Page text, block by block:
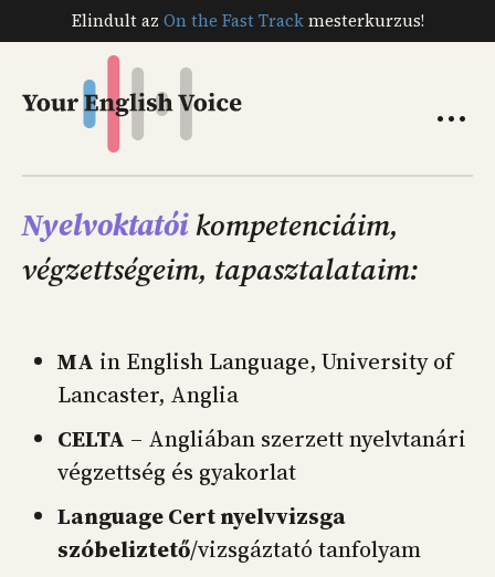
Elindult az On the Fast Trackmesterkurzus!
...
Kapcsolat
On the Fast Track
Miért engem válassz?
Ügyfeleim mondták
Nyelvoktatóikompetenciáim,
végzettségeim, tapasztalataim:
MA in English Language, University of
Lancaster, Anglia
CELTA – Angliában szerzett nyelvtanári
végzettség és gyakorlat
Language Cert nyelvvizsga
szóbeliztető/vizsgáztató tanfolyam